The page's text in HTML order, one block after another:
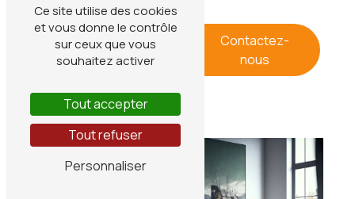
En savoir
plus
Contactez-
nous
Ce site utilise des cookies
et vous donne le contrôle
sur ceux que vous
souhaitez activer
Tout accepter
Tout refuser
Personnaliser